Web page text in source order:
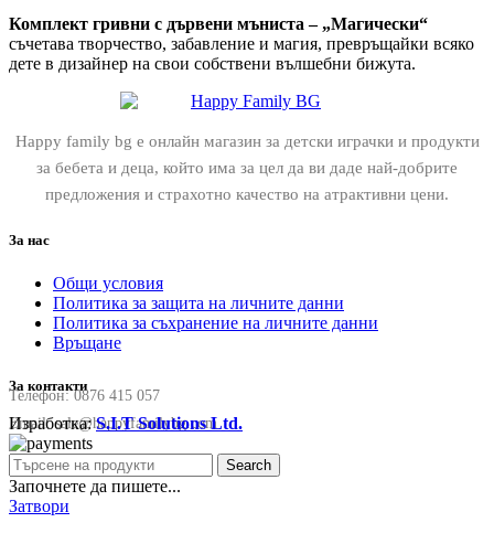
Комплект гривни с дървени мъниста – „Магически“
съчетава творчество, забавление и магия, превръщайки всяко
дете в дизайнер на свои собствени вълшебни бижута.
Happy family bg е онлайн магазин за детски играчки и продукти
за бебета и деца, който има за цел да ви даде най-добрите
предложения и страхотно качество на атрактивни цени.
За нас
Общи условия
Политика за защита на личните данни
Политика за съхранение на личните данни
Връщане
За контакти
Телефон:0876 415 057
Email:sale@happyfamilybg.com
Изработка:S.I.T Solutions Ltd.
Search
Започнете да пишете...
Затвори